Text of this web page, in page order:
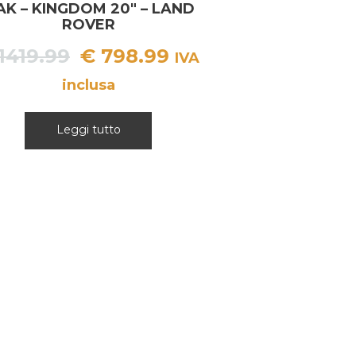
– KINGDOM 20″ – LAND
ROVER
Il
prezzo
era:
€ 1419.99.
€ 798.99 Il
IVA
inclusa
Leggi tutto